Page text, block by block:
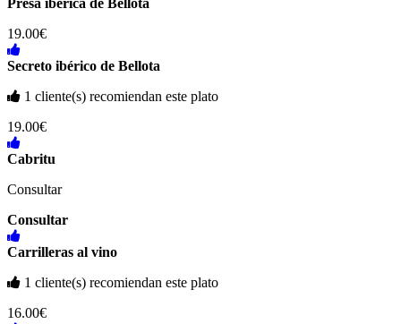
Presa ibérica de Bellota
19.00€
Secreto ibérico de Bellota
1 cliente(s) recomiendan este plato
19.00€
Cabritu
Consultar
Consultar
Carrilleras al vino
1 cliente(s) recomiendan este plato
16.00€